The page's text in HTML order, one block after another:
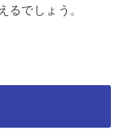
るでしょう。